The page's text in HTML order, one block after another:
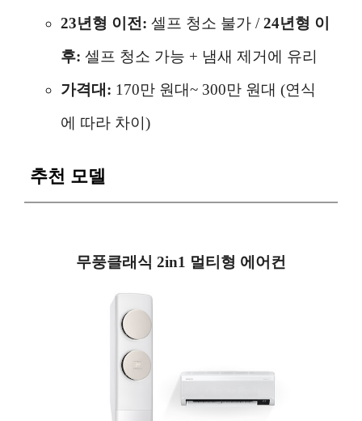
23년형 이전: 셀프 청소 불가 /24년형 이
후: 셀프 청소 가능 + 냄새 제거에 유리
가격대: 170만 원대~ 300만 원대 (연식
에 따라 차이)
추천 모델
무풍클래식 2in1 멀티형 에어컨